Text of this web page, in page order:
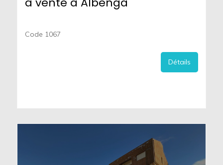
Code 1067
Détails